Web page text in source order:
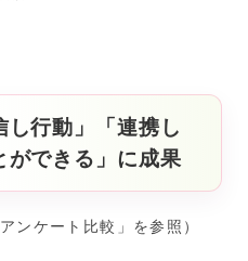
し行動」「連携し
ができる」に成果
ンケート比較」を参照）